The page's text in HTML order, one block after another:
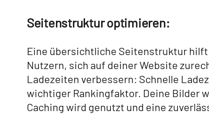
Seitenstruktur optimieren:
Eine übersichtliche Seitenstruktur hilft
Nutzern, sich auf deiner Website
Ladezeiten verbessern: Schnelle
wichtiger Rankingfaktor. Deine Bilder
Caching wird genutzt und eine